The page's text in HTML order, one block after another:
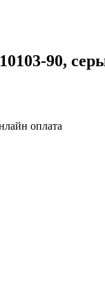
90,
оплата